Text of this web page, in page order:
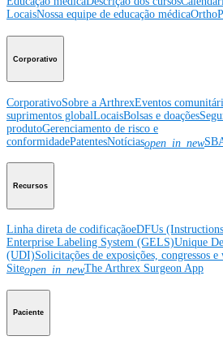
LocaisNossa equipe de educação médica
Corporativo
CorporativoSobre a ArthrexEventos
suprimentos globalLocaisBolsas e doações
produtoGerenciamento de risco e
conformidadePatentesNotíciasopen_in_new
Recursos
Linha direta de codificaçãoeDFUs
Enterprise Labeling System (GELS)Unique
(UDI)Solicitações de exposições, congressos e
Siteopen_in_newThe Arthrex Surgeon App
Paciente